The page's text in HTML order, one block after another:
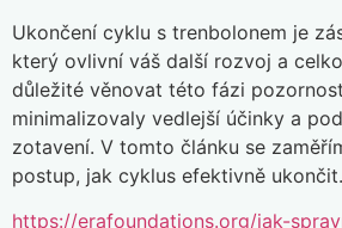
Ukončení cyklu s trenbolonem je
který ovlivní váš další rozvoj a
důležité věnovat této fázi
minimalizovaly vedlejší účinky a
zotavení. V tomto článku se
postup, jak cyklus efektivně ukončit.
https://erafoundations.org/jak-